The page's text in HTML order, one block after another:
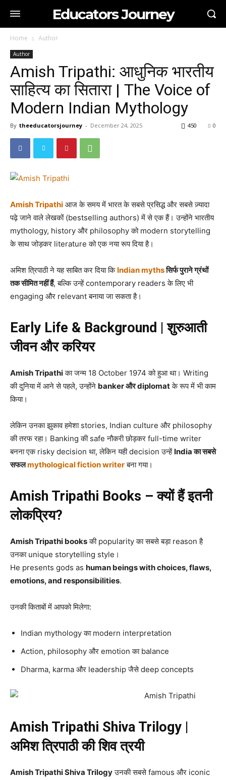
Educators Journey
Home Author
Author
Amish Tripathi: आधुनिक भारतीय
साहित्य का सितारा | The Voice of
Modern Indian Mythology
By theeducatorsjourney - December 24, 2025 0
450
Amish Tripathi आज के समय में भारत के सबसे प्रसिद्ध और सबसे ज़्यादा
पढ़े जाने वाले लेखकों (bestselling authors) में से एक हैं। उन्होंने भारतीय
mythology, history और philosophy को modern storytelling
के साथ जोड़कर literature को एक नया रूप दिया है।
अमिश त्रिपाठी ने यह साबित कर दिया कि Indian mythsसिर्फ पुराने ग्रंथों
तक सीमित नहीं हैं, बल्कि उन्हें contemporary readers के लिए भी
engaging और relevant बनाया जा सकता है।
Early Life & Background | शुरुआती
जीवन और करियर
Amish Tripathiका जन्म 18 October 1974 को हुआ था। Writing
की दुनिया में आने से पहले, उन्होंने banker और diplomatके रूप में भी काम
किया।
लेकिन उनका झुकाव हमेशा stories, Indian culture और philosophy
की तरफ रहा। Banking की safe नौकरी छोड़कर full-time writer
बनना एक risky decision था, लेकिन यही decision उन्हें India का सबसे
सफलmythological fiction writerबना गया।
Amish Tripathi Books – क्यों हैं इतनी
लोकप्रिय?
Amish Tripathi booksकी popularity का सबसे बड़ा reason है
उनका unique storytelling style।
He presents gods as human beings with choices, flaws,
emotions, and responsibilities.
उनकी किताबों में आपको मिलेगा:
Indian mythology का modern interpretation
Action, philosophy और emotion का balance
Dharma, karma और leadership जैसे deep concepts
Amish Tripathi Shiva Trilogy |
अमिश त्रिपाठी की शिव त्रयी
Amish Tripathi Shiva Trilogyउनकी सबसे famous और iconic